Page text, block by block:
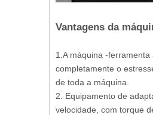
Vantagens da
1.A máquina -
completamente o
de toda a máquina.
2. Equipamento de
velocidade, com torque